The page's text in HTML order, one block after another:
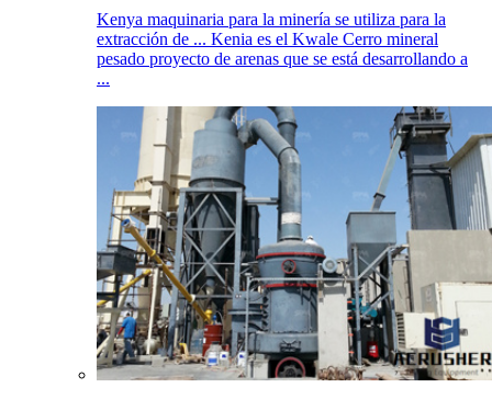
Kenya maquinaria para la minería se utiliza para la
extracción de ... Kenia es el Kwale Cerro mineral
pesado proyecto de arenas que se está desarrollando a
...